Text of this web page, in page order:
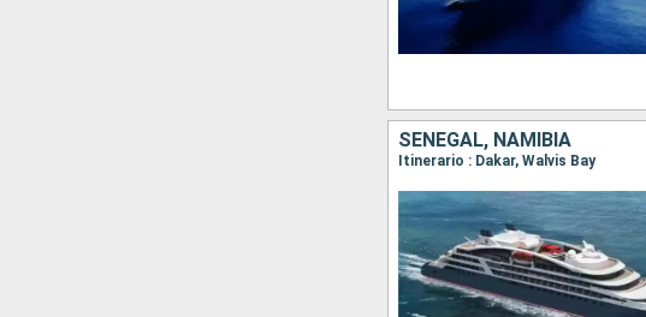
SENEGAL, NAMIBIA
Itinerario : Dakar, Walvis Bay